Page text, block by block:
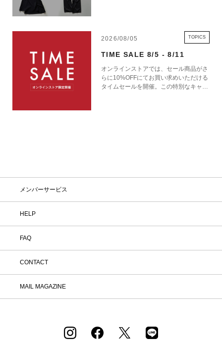
2026/08/05 TOPICS
TIME SALE 8/5 - 8/11
オンラインストアでは、セール商品がさ
らに10%OFFにてお買い求めいただける
タイムセールを開催。この特別なキャン
メンバーサービス
HELP
FAQ
CONTACT
MAIL MAGAZINE